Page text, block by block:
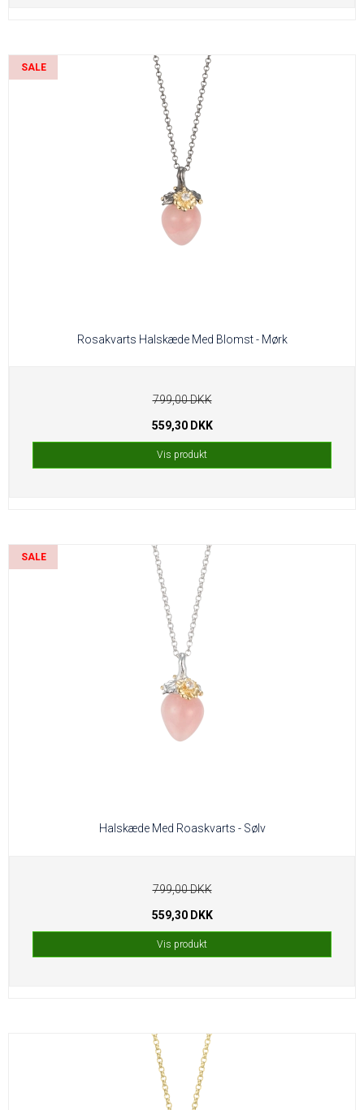
SALE
Rosakvarts Halskæde Med Blomst - Mørk
799,00 DKK
559,30 DKK
Vis produkt
SALE
Halskæde Med Roaskvarts - Sølv
799,00 DKK
559,30 DKK
Vis produkt